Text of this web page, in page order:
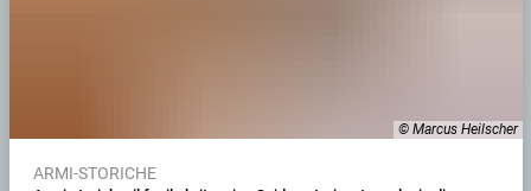
© Marcus Heilscher
ARMI-STORICHE